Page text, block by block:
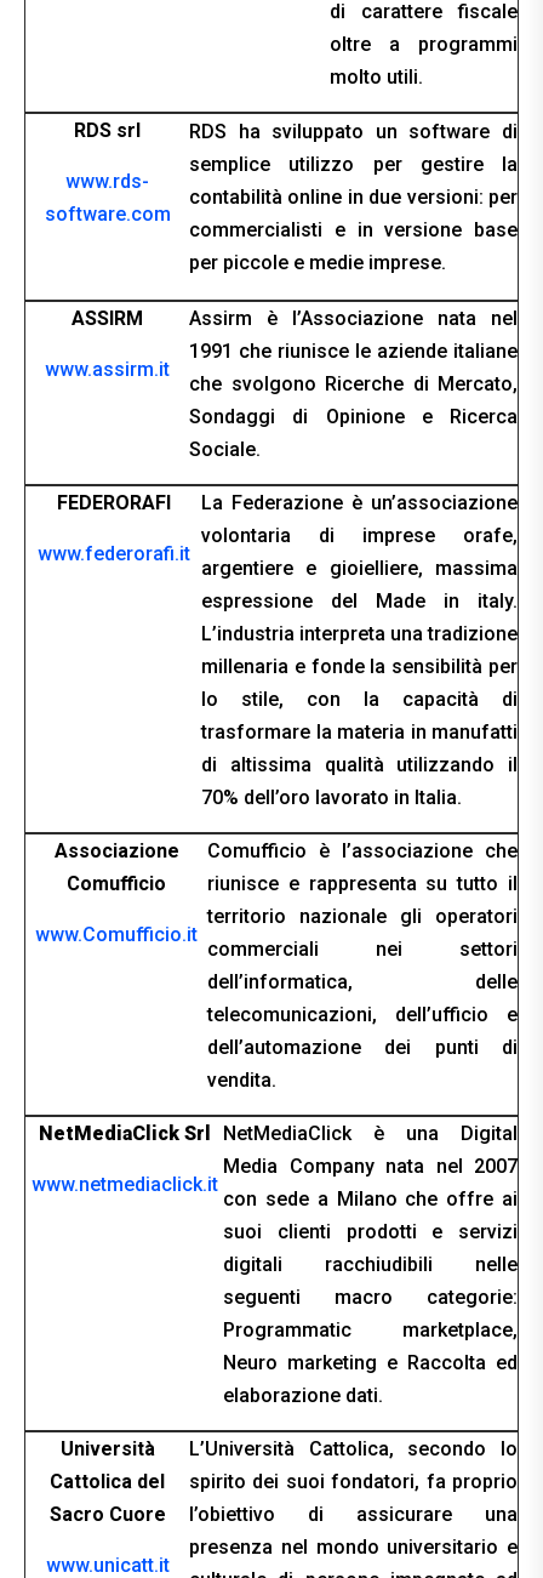
di carattere fiscale
oltre a programmi
molto utili.
RDS srl
www.rds-
software.com
RDS ha sviluppato un software di
semplice utilizzo per gestire la
contabilità online in due versioni: per
commercialisti e in versione base
per piccole e medie imprese.
ASSIRM
www.assirm.it
Assirm è l’Associazione nata nel
1991 che riunisce le aziende italiane
che svolgono Ricerche di Mercato,
Sondaggi di Opinione e Ricerca
Sociale.
FEDERORAFI
www.federorafi.it
La Federazione è un’associazione
volontaria di imprese orafe,
argentiere e gioielliere, massima
espressione del Made in italy.
L’industria interpreta una tradizione
millenaria e fonde la sensibilità per
lo stile, con la capacità di
trasformare la materia in manufatti
di altissima qualità utilizzando il
70% dell’oro lavorato in Italia.
Associazione
Comufficio
www.Comufficio.it
Comufficio è l’associazione che
riunisce e rappresenta su tutto il
territorio nazionale gli operatori
commerciali nei settori
dell’informatica, delle
telecomunicazioni, dell’ufficio e
dell’automazione dei punti di
vendita.
NetMediaClick Srl
www.netmediaclick.it
NetMediaClick è una Digital
Media Company nata nel 2007
con sede a Milano che offre ai
suoi clienti prodotti e servizi
digitali racchiudibili nelle
seguenti macro categorie:
Programmatic marketplace,
Neuro marketing e Raccolta ed
elaborazione dati.
Università
Cattolica del
Sacro Cuore
www.unicatt.it
L’Università Cattolica, secondo lo
spirito dei suoi fondatori, fa proprio
l’obiettivo di assicurare una
presenza nel mondo universitario e